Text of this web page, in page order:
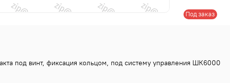
Под заказ
под винт, фиксация кольцом, под систему управления ШК6000